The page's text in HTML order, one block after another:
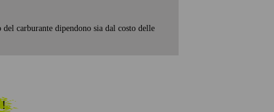
carburante dipendono sia dal costo delle
!